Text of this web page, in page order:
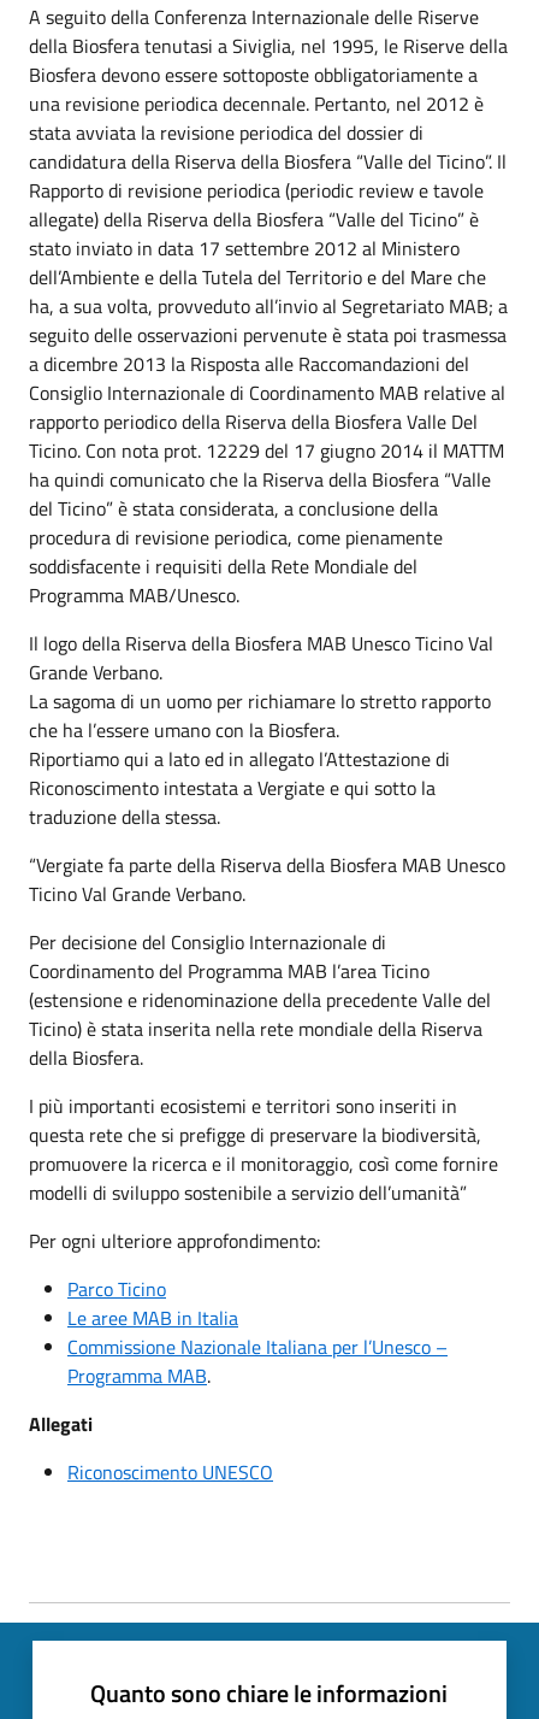
A seguito della Conferenza Internazionale delle Riserve
della Biosfera tenutasi a Siviglia, nel 1995, le Riserve della
Biosfera devono essere sottoposte obbligatoriamente a
una revisione periodica decennale. Pertanto, nel 2012 è
stata avviata la revisione periodica del dossier di
candidatura della Riserva della Biosfera “Valle del Ticino”. Il
Rapporto di revisione periodica (periodic review e tavole
allegate) della Riserva della Biosfera “Valle del Ticino” è
stato inviato in data 17 settembre 2012 al Ministero
dell’Ambiente e della Tutela del Territorio e del Mare che
ha, a sua volta, provveduto all’invio al Segretariato MAB; a
seguito delle osservazioni pervenute è stata poi trasmessa
a dicembre 2013 la Risposta alle Raccomandazioni del
Consiglio Internazionale di Coordinamento MAB relative al
rapporto periodico della Riserva della Biosfera Valle Del
Ticino. Con nota prot. 12229 del 17 giugno 2014 il MATTM
ha quindi comunicato che la Riserva della Biosfera “Valle
del Ticino” è stata considerata, a conclusione della
procedura di revisione periodica, come pienamente
soddisfacente i requisiti della Rete Mondiale del
Programma MAB/Unesco.
Il logo della Riserva della Biosfera MAB Unesco Ticino Val
Grande Verbano.
La sagoma di un uomo per richiamare lo stretto rapporto
che ha l’essere umano con la Biosfera.
Riportiamo qui a lato ed in allegato l’Attestazione di
Riconoscimento intestata a Vergiate e qui sotto la
traduzione della stessa.
“Vergiate fa parte della Riserva della Biosfera MAB Unesco
Ticino Val Grande Verbano.
Per decisione del Consiglio Internazionale di
Coordinamento del Programma MAB l’area Ticino
(estensione e ridenominazione della precedente Valle del
Ticino) è stata inserita nella rete mondiale della Riserva
della Biosfera.
I più importanti ecosistemi e territori sono inseriti in
questa rete che si prefigge di preservare la biodiversità,
promuovere la ricerca e il monitoraggio, così come fornire
modelli di sviluppo sostenibile a servizio dell’umanità”
Per ogni ulteriore approfondimento:
Parco Ticino
Le aree MAB in Italia
Commissione Nazionale Italiana per l’Unesco –
Programma MAB.
Allegati
Riconoscimento UNESCO
Quanto sono chiare le informazioni